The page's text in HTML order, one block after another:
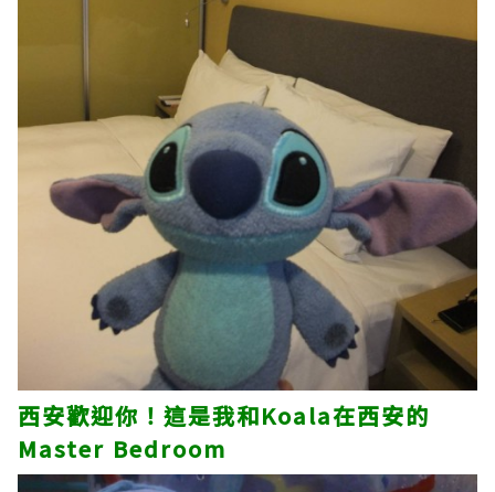
西安歡迎你！這是我和Koala在西安的
Master Bedroom